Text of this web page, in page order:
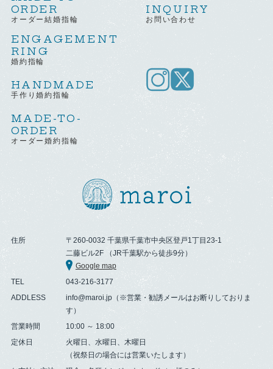
ORDER
オーダー結婚指輪
ENGAGEMENT
RING
婚約指輪
HANDMADE
手作り婚約指輪
MADE-TO-
ORDER
オーダー婚約指輪
INQUIRY
お問い合わせ
住所
〒260-0032 千葉県千葉市中央区登戸1丁目23-1
二藤ビル2F （JR千葉駅から徒歩9分）
Google map
TEL
043-216-3177
ADDLESS
info@maroi.jp（※営業・勧誘メールはお断りしておりま
す）
営業時間
10:00 ～ 18:00
定休日
火曜日、水曜日、木曜日
（祝祭日の場合には営業いたします）